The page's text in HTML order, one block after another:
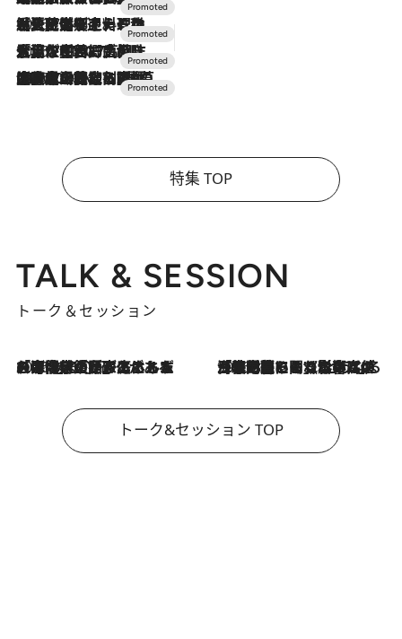
2026.7.24
【夏限定ディナーコース】旬を迎える稚鮎や花ズッキーニなどをイタリア・トスカーナの郷土料理の手法で満喫！
2026.7.17
「土佐和ハーブかき氷」がOMO7高知に登場！生姜、山椒、大葉など目にも舌にも涼を呼ぶ郷土の味
2026.7.10
NEW OPEN！【界 草津】名湯の地に誕生。趣の異なる2種の温泉と上州ならではの会席・蕎麦割烹など美食を味わう究極の癒やし旅
特集 TOP
TALK & SESSION
トーク＆セッション
2026.8.3
「今後値上げがあるとすれば…」「リスクがあるのは今年の冬」エネルギー専門家が語る、ホルムズ海峡封鎖が家庭にもたらす“ある心配” 2026.8.3
「住宅建てられない…」「サーチャージ料の高値が続いている」ホルムズ海峡封鎖による影響はいつまで続く？《エネルギー専門家に聞く“どうなる日本の暮らし”》
トーク&セッション TOP